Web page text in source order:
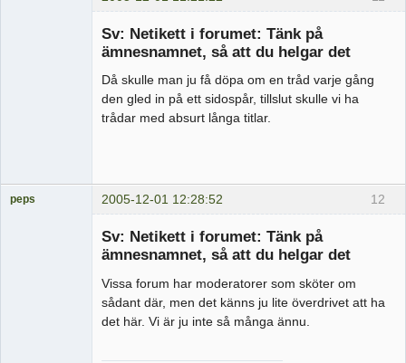
Sv: Netikett i forumet: Tänk på
ämnesnamnet, så att du helgar det
Då skulle man ju få döpa om en tråd varje gång
den gled in på ett sidospår, tillslut skulle vi ha
trådar med absurt långa titlar.
12
peps 2005-12-01 12:28:52
Sv: Netikett i forumet: Tänk på
ämnesnamnet, så att du helgar det
Vissa forum har moderatorer som sköter om
sådant där, men det känns ju lite överdrivet att ha
det här. Vi är ju inte så många ännu.